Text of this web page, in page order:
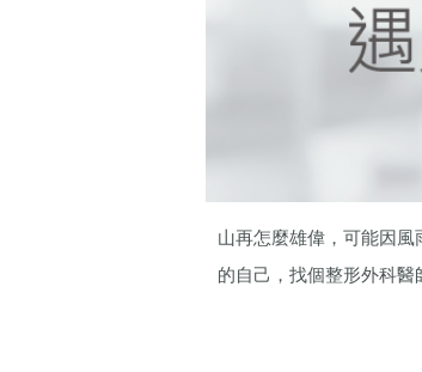
山再怎麼雄偉，可能因
的自己，找個整形外科醫